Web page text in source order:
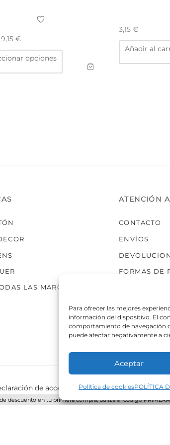
Para ofrecer las mejores
información del dispositivo. El
comportamiento de navegación
puede afectar negativamente a
Aceptar
Política de cookiesPOLÍTICA
descuento en tu primera compra, utiliza el código
9,15 €
opciones
Este
múltiples
3,15 €
Añadir al
LAS MARCAS
ATENCIÓN
CONTACTO
ENVÍOS
FORMAS DE
de accesibilidad Política de cookies